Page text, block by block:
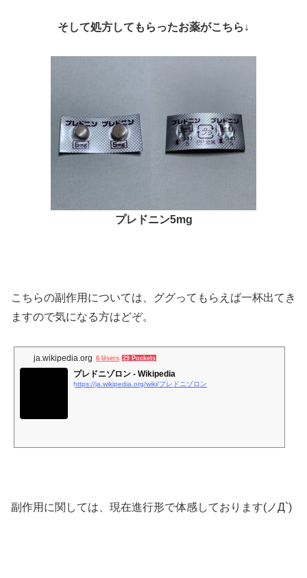
そして処方してもらったお薬がこちら↓
プレドニン5mg
こちらの副作用については、ググってもらえば一杯出てき
ますので気になる方はどぞ。
ja.wikipedia.org 6 Users 29 Pockets
プレドニゾロン - Wikipedia
https://ja.wikipedia.org/wiki/プレドニゾロン
副作用に関しては、現在進行形で体感しております(ノД`)